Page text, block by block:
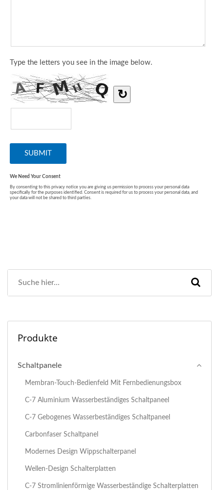
Produkte
Schaltpanele
Membran-Touch-Bedienfeld Mit Fernbedienungsbox
C-7 Aluminium Wasserbeständiges Schaltpaneel
C-7 Gebogenes Wasserbeständiges Schaltpaneel
Carbonfaser Schaltpanel
Modernes Design Wippschalterpanel
Wellen-Design Schalterplatten
C-7 Stromlinienförmige Wasserbeständige Schalterplatten